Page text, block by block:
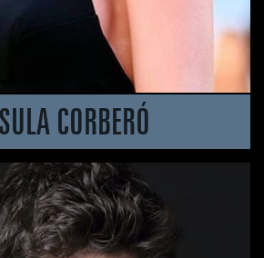
CORBERÓ